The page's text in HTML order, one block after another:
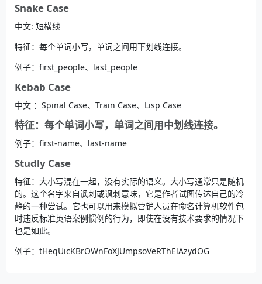
Snake Case
中文: 短横线
特征：每个单词小写，单词之间用下划线连接。
例子：first_people、last_people
Kebab Case
中文 ：Spinal Case、Train Case、Lisp Case
特征：每个单词小写，单词之间用中划线连接。
例子：first-name、last-name
Studly Case
特征：大小写混在一起，没有实际的语义。大小写通常只是随机
的。这个名字来自讽刺或讽刺意味，它是作者试图传达自己的冷
静的一种尝试。它也可以用来模拟营销人员在命名计算机软件包
时违反标准英语案例惯例的行为，即使在没有技术要求的情况下
也是如此。
例子：tHeqUicKBrOWnFoXJUmpsoVeRThElAzydOG